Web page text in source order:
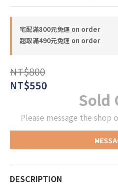
宅配滿800元免運 on order
超取滿490元免運 on order
NT$800
NT$550
Sold
Please message the
DESCRIPTION